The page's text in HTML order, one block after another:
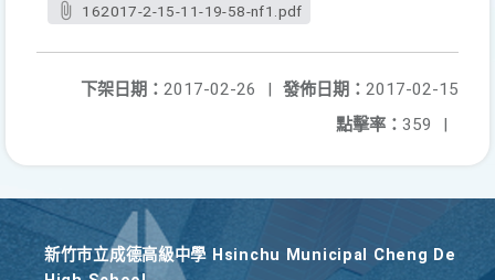
162017-2-15-11-19-58-nf1.pdf
發佈日期： 2017-02-15
下架日期： 2017-02-26
|
點擊率： 359 |
新竹巿立成德高級中學 Hsinchu Municipal Cheng De